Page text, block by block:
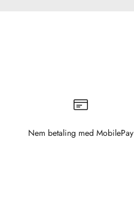
Nem betaling med MobilePay